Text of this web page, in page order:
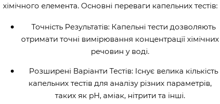
хімічного елемента. Основні переваги капельних тестів:
Точність Результатів: Капельні тести дозволяють
отримати точні вимірювання концентрації хімічних
речовин у воді.
Розширені Варіанти Тестів: Існує велика кількість
капельних тестів для аналізу різних параметрів,
таких як pH, аміак, нітрити та інші.